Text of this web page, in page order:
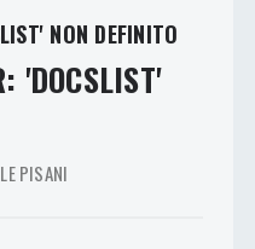
NON DEFINITO
'DOCSLIST'
PISANI